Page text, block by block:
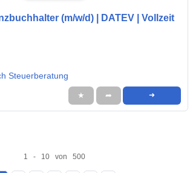
(m/w/d) | DATEV | Vollzeit
Steuerberatung
★ ➦ ➜
1 - 10 von 500